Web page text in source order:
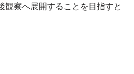
観察へ展開することを目指すと